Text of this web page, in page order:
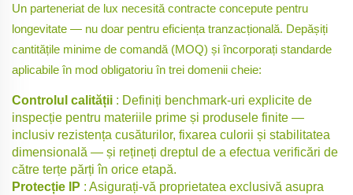
Un parteneriat de lux necesită contracte concepute pentru
longevitate — nu doar pentru eficiența tranzacțională. Depășiți
cantitățile minime de comandă (MOQ) și încorporați standarde
aplicabile în mod obligatoriu în trei domenii cheie:
Controlul calității : Definiți benchmark-uri explicite de
inspecție pentru materiile prime și produsele finite —
inclusiv rezistența cusăturilor, fixarea culorii și stabilitatea
dimensională — și rețineți dreptul de a efectua verificări de
către terțe părți în orice etapă.
Protecție IP : Asigurați-vă proprietatea exclusivă asupra